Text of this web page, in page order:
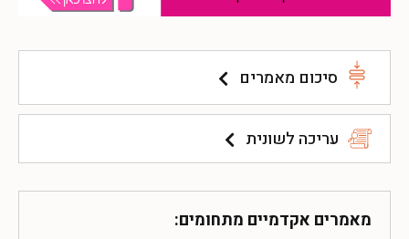
סיכום מאמרים
עריכה לשונית
מאמרים אקדמיים מתחומים: